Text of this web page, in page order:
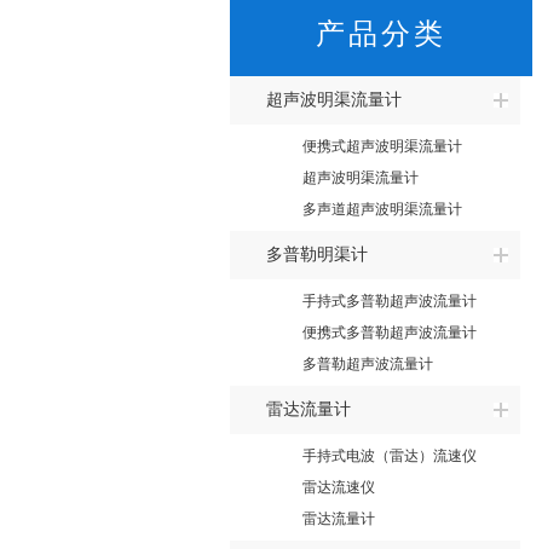
产品分类
超声波明渠流量计
便携式超声波明渠流量计
超声波明渠流量计
多声道超声波明渠流量计
多普勒明渠计
手持式多普勒超声波流量计
便携式多普勒超声波流量计
多普勒超声波流量计
雷达流量计
手持式电波（雷达）流速仪
雷达流速仪
雷达流量计